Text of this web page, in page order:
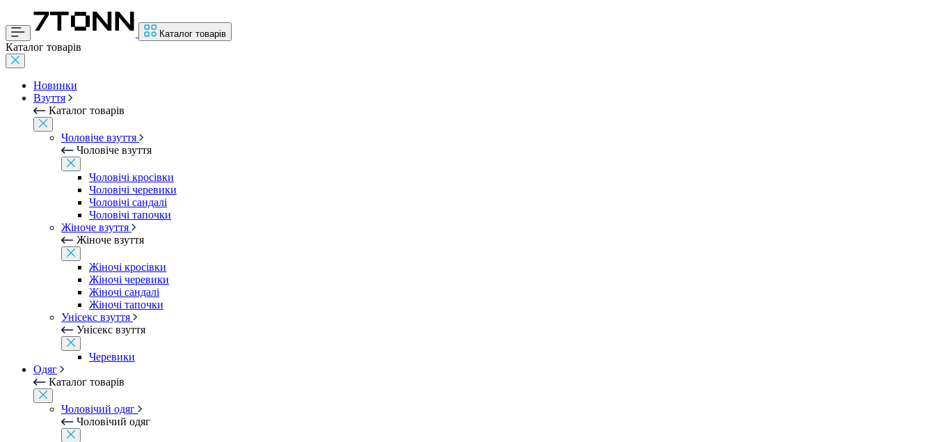
Каталог товарів
Каталог товарів
Новинки
Взуття
Каталог товарів
Чоловіче взуття
Чоловіче взуття
Чоловічі кросівки
Чоловічі черевики
Чоловічі сандалі
Чоловічі тапочки
Жіноче взуття
Жіноче взуття
Жіночі кросівки
Жіночі черевики
Жіночі сандалі
Жіночі тапочки
Унісекс взуття
Унісекс взуття
Черевики
Одяг
Каталог товарів
Чоловічий одяг
Чоловічий одяг